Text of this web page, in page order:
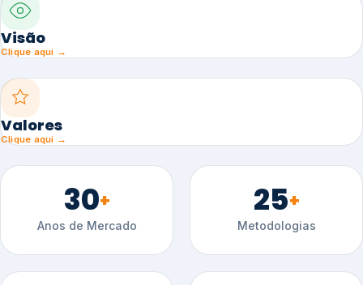
Visão
Clique aqui →
Valores
Clique aqui →
30+
Anos de Mercado
25+
Metodologias